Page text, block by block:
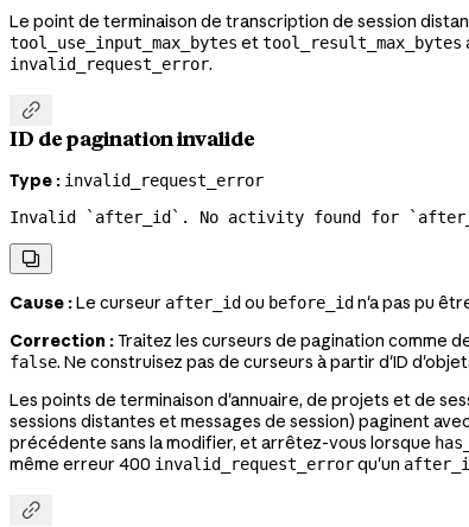
Le point de terminaison de transcription de session
tool_use_input_max_bytes ettool_result_max_bytes
invalid_request_error.

ID de pagination invalide
Type : invalid_request_error
Invalid `after_id`. No activity found for

Cause :Le curseur after_id ou before_id n'a pas pu
Correction :Traitez les curseurs de pagination comme
false. Ne construisez pas de curseurs à partir d'ID
Les points de terminaison d'annuaire, de projets et de
sessions distantes et messages de session) paginent
précédente sans la modifier, et arrêtez-vous lorsque
même erreur 400 invalid_request_errorqu'un
